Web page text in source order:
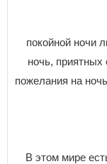
покойной ночи
ночь,
пожелания на
В этом мире